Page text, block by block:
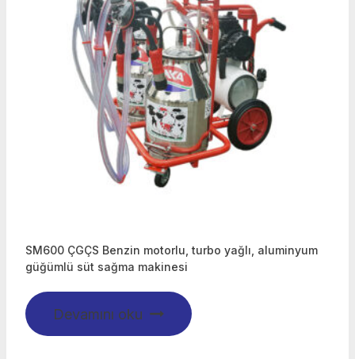
SM600 ÇGÇS Benzin motorlu, turbo yağlı, aluminyum
güğümlü süt sağma makinesi
Devamını oku